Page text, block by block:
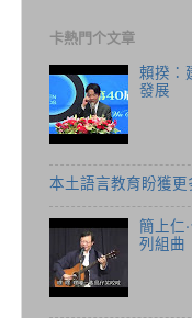
卡熱門个文章
賴揆：
發展
本土語言教育盼獲
簡上仁
列組曲